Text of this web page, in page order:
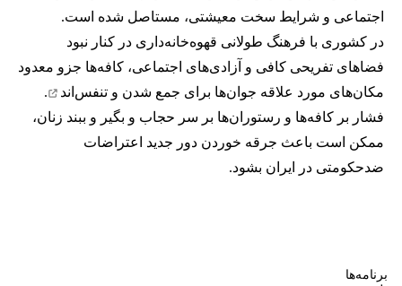
اجتماعی و شرایط سخت معیشتی، مستاصل شده است.
در کشوری با فرهنگ طولانی قهوه‌‌خانه‌داری در کنار نبود
فضاهای تفریحی کافی و آزادی‌های اجتماعی، کافه‌ها جزو معدود
مکان‌های مورد علاقه جوان‌ها برای جمع شدن و تنفس‌اند
.
فشار بر کافه‌ها و رستوران‌ها بر سر حجاب و بگیر و ببند زنان،
ممکن است باعث جرقه خوردن دور جدید اعتراضات
ضدحکومتی در ایران بشود.
برنامه‌ها